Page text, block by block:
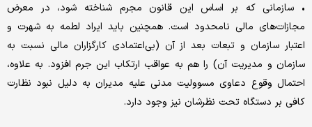
• سازمانی که بر اساس این قانون مجرم شناخته ‌شود، در معرض
مجازات‌های مالی نامحدود است. همچنین باید ایراد لطمه به شهرت و
اعتبار سازمان و تبعات بعد از آن (بی‌اعتمادی کارگزاران مالی نسبت به
سازمان و مدیریت آن) را هم به عواقب ارتکاب این جرم افزود. به علاوه،
احتمال وقوع دعاوی مسوولیت مدنی علیه مدیران به دلیل نبود نظارت
کافی بر دستگاه تحت نظرشان نیز وجود دارد.